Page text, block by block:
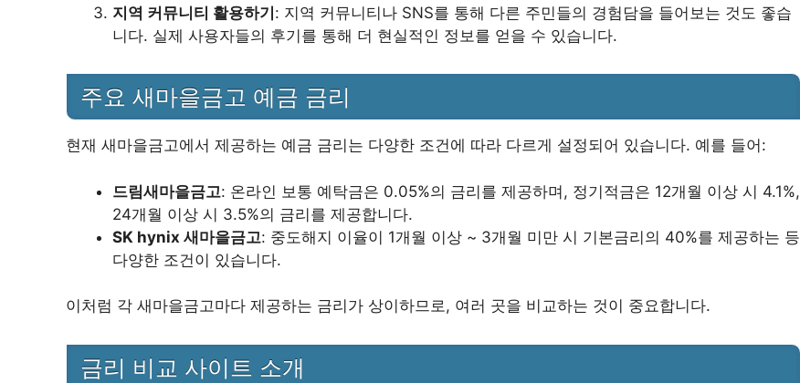
지역 커뮤니티 활용하기: 지역 커뮤니티나 SNS를 통해 다른 주민들의 경험담을 들어보는 것도 좋습
니다. 실제 사용자들의 후기를 통해 더 현실적인 정보를 얻을 수 있습니다.
주요 새마을금고 예금 금리
현재 새마을금고에서 제공하는 예금 금리는 다양한 조건에 따라 다르게 설정되어 있습니다. 예를 들어:
드림새마을금고: 온라인 보통 예탁금은 0.05%의 금리를 제공하며, 정기적금은 12개월 이상 시 4.1%,
24개월 이상 시 3.5%의 금리를 제공합니다.
SK hynix 새마을금고: 중도해지 이율이 1개월 이상 ~ 3개월 미만 시 기본금리의 40%를 제공하는 등
다양한 조건이 있습니다.
이처럼 각 새마을금고마다 제공하는 금리가 상이하므로, 여러 곳을 비교하는 것이 중요합니다.
금리 비교 사이트 소개